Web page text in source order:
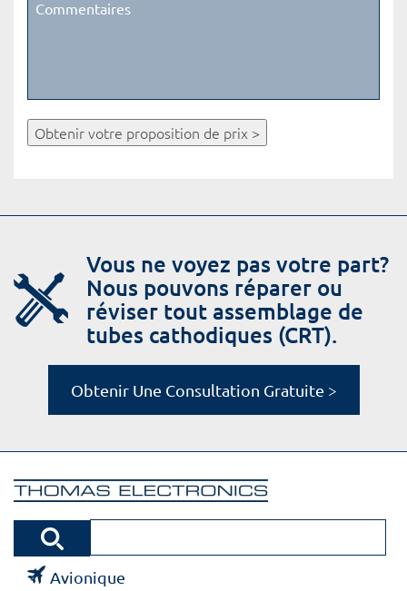
Obtenir votre proposition de prix >
Vous ne voyez pas votre part?
Nous pouvons réparer ou
réviser tout assemblage de
tubes cathodiques (CRT).
Obtenir Une Consultation Gratuite >
Avionique